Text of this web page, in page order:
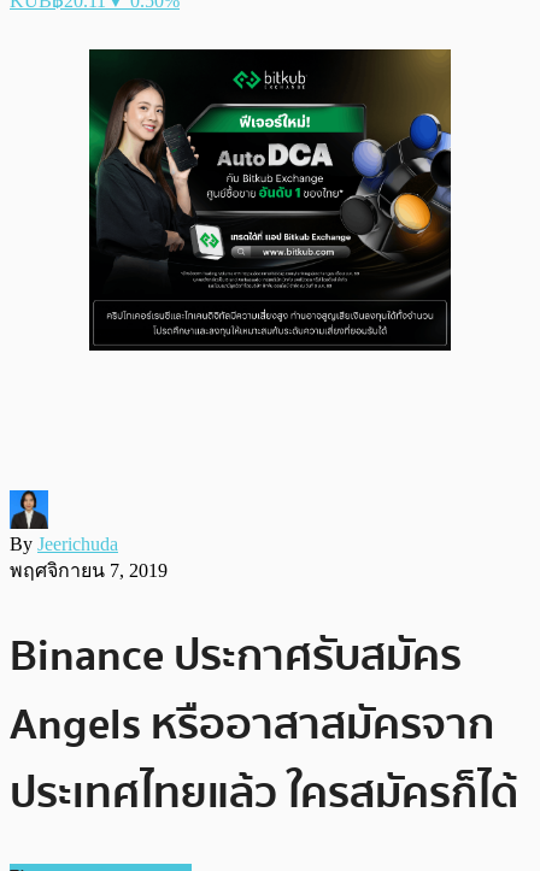
By Jeerichuda
พฤศจิกายน 7, 2019
Binance ประกาศรับสมัคร
Angels หรืออาสาสมัครจาก
ประเทศไทยแล้ว ใครสมัครก็ได้